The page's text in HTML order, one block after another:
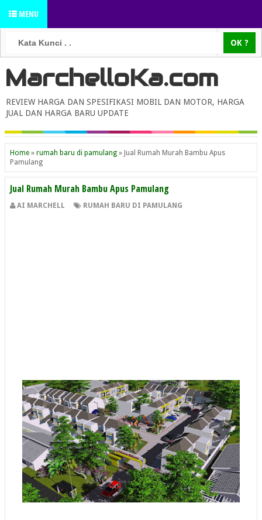
MENU
MarchelloKa.com
REVIEW HARGA DAN SPESIFIKASI MOBIL DAN MOTOR, HARGA
JUAL DAN HARGA BARU UPDATE
Home » rumah baru di pamulang » Jual Rumah Murah Bambu Apus
Pamulang
Jual Rumah Murah Bambu Apus Pamulang
AI MARCHELL RUMAH BARU DI PAMULANG